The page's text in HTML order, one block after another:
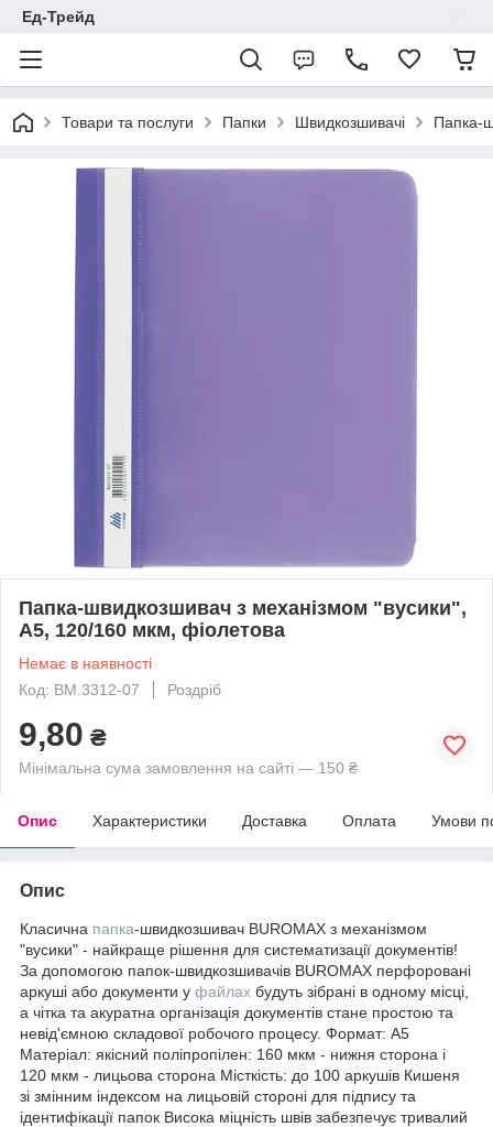
Ед-Трейд
Товари та послуги Папки Швидкозшивачі Папка-
Папка-швидкозшивач з механізмом "вусики",
А5, 120/160 мкм, фіолетова
Немає в наявності
Код: BM.3312-07
Роздріб
9,80 ₴
Мінімальна сума замовлення на сайті — 150 ₴
Опис Характеристики Доставка Оплата Умови
Опис
Класична папка-швидкозшивач BUROMAX з механізмом
"вусики" - найкраще рішення для систематизації документів!
За допомогою папок-швидкозшивачів BUROMAX перфоровані
аркуші або документи у файлах будуть зібрані в одному місці,
а чітка та акуратна організація документів стане простою та
невід'ємною складової робочого процесу. Формат: А5
Матеріал: якісний поліпропілен: 160 мкм - нижня сторона і
120 мкм - лицьова сторона Місткість: до 100 аркушів Кишеня
зі змінним індексом на лицьовій стороні для підпису та
ідентифікації папок Висока міцність швів забезпечує тривалий